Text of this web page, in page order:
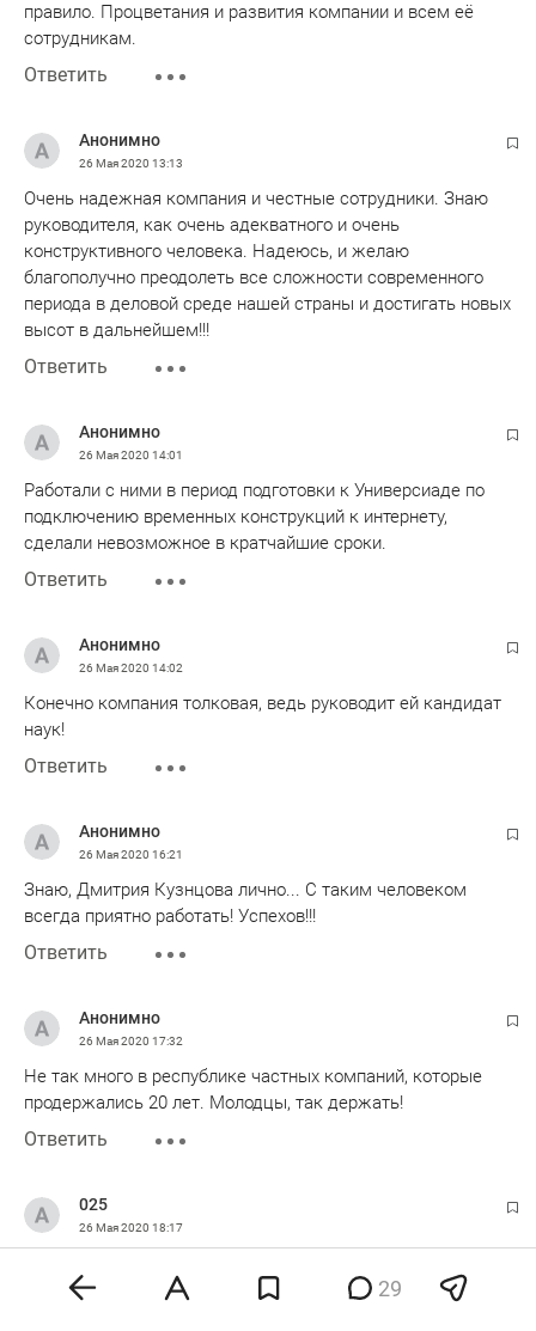
правило. Процветания и развития компании и всем её
сотрудникам.
Ответить
Анонимно
26 Мая 2020 13:13
Очень надежная компания и честные сотрудники. Знаю
руководителя, как очень адекватного и очень
конструктивного человека. Надеюсь, и желаю
благополучно преодолеть все сложности современного
периода в деловой среде нашей страны и достигать новых
высот в дальнейшем!!!
Ответить
Анонимно
26 Мая 2020 14:01
Работали с ними в период подготовки к Универсиаде по
подключению временных конструкций к интернету,
сделали невозможное в кратчайшие сроки.
Ответить
Анонимно
26 Мая 2020 14:02
Конечно компания толковая, ведь руководит ей кандидат
наук!
Ответить
Анонимно
26 Мая 2020 16:21
Знаю, Дмитрия Кузнцова лично... С таким человеком
всегда приятно работать! Успехов!!!
Ответить
Анонимно
26 Мая 2020 17:32
Не так много в республике частных компаний, которые
продержались 20 лет. Молодцы, так держать!
Ответить
025
26 Мая 2020 18:17
урвать себе денег, а за совесть.
29